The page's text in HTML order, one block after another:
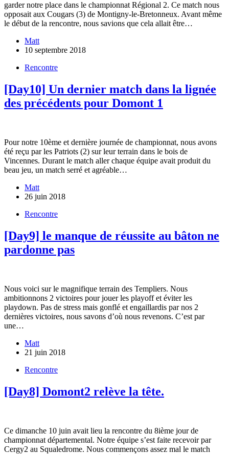
garder notre place dans le championnat Régional 2. Ce match nous
opposait aux Cougars (3) de Montigny-le-Bretonneux. Avant même
le début de la rencontre, nous savions que cela allait être…
Matt
10 septembre 2018
Rencontre
[Day10] Un dernier match dans la lignée
des précédents pour Domont 1
Pour notre 10ème et dernière journée de championnat, nous avons
été reçu par les Patriots (2) sur leur terrain dans le bois de
Vincennes. Durant le match aller chaque équipe avait produit du
beau jeu, un match serré et agréable…
Matt
26 juin 2018
Rencontre
[Day9] le manque de réussite au bâton ne
pardonne pas
Nous voici sur le magnifique terrain des Templiers. Nous
ambitionnons 2 victoires pour jouer les playoff et éviter les
playdown. Pas de stress mais gonflé et engaillardis par nos 2
dernières victoires, nous savons d’où nous revenons. C’est par
une…
Matt
21 juin 2018
Rencontre
[Day8] Domont2 relève la tête.
Ce dimanche 10 juin avait lieu la rencontre du 8ième jour de
championnat départemental. Notre équipe s’est faite recevoir par
Cergy2 au Squaledrome. Nous commençons assez mal le match